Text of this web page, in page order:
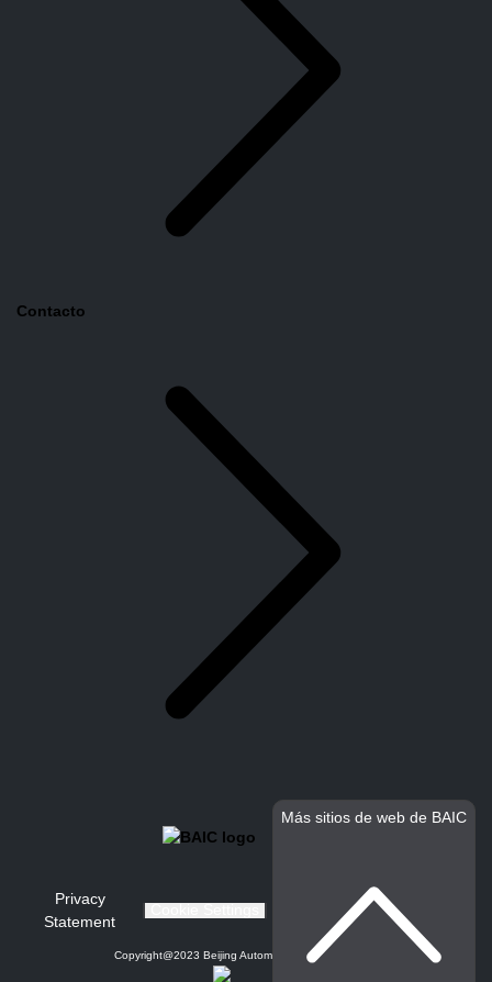
Contacto
Privacy
Statement
Más sitios de web de BAIC
Copyright@2023 Beijing Automotive Group Co., Ltd.